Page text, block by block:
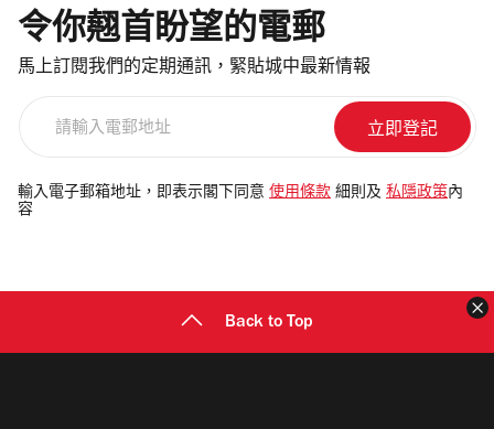
令你翹首盼望的電郵
馬上訂閱我們的定期通訊，緊貼城中最新情報
電
郵
輸入電子郵箱地址，即表示閣下同意 使用條款 細則及 私隱政策 內
容
Back to Top